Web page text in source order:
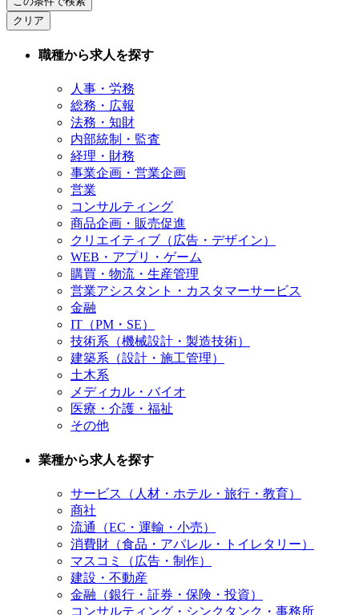
クリア
職種から求人を探す
人事・労務
総務・広報
法務・知財
内部統制・監査
経理・財務
事業企画・営業企画
営業
コンサルティング
商品企画・販売促進
クリエイティブ（広告・デザイン）
WEB・アプリ・ゲーム
購買・物流・生産管理
営業アシスタント・カスタマーサービス
金融
IT（PM・SE）
技術系（機械設計・製造技術）
建築系（設計・施工管理）
土木系
メディカル・バイオ
医療・介護・福祉
その他
業種から求人を探す
サービス（人材・ホテル・旅行・教育）
商社
流通（EC・運輸・小売）
消費財（食品・アパレル・トイレタリー）
マスコミ（広告・制作）
建設・不動産
金融（銀行・証券・保険・投資）
コンサルティング・シンクタンク・事務所